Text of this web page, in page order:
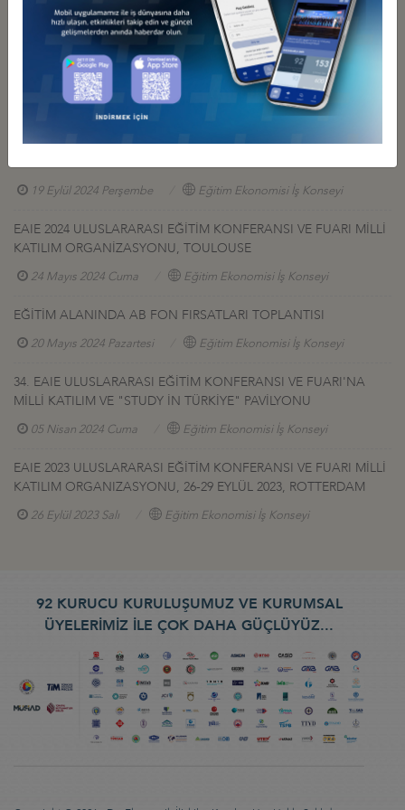
İş Konseyi ile Alakalı Diğer Etkinlikler
DEİK/EĞİTİM EKONOMİSİ İŞ KONSEYİ EAIE 2024 TOULOUSE
19 Eylül 2024 Perşembe Eğitim Ekonomisi İş Konseyi
EAIE 2024 ULUSLARARASI EĞİTİM KONFERANSI VE FUARI MİLLİ
KATILIM ORGANİZASYONU, TOULOUSE
24 Mayıs 2024 Cuma Eğitim Ekonomisi İş Konseyi
EĞİTİM ALANINDA AB FON FIRSATLARI TOPLANTISI
20 Mayıs 2024 Pazartesi Eğitim Ekonomisi İş Konseyi
34. EAIE ULUSLARARASI EĞİTİM KONFERANSI VE FUARI'NA
MİLLİ KATILIM VE "STUDY İN TÜRKİYE" PAVİLYONU
05 Nisan 2024 Cuma Eğitim Ekonomisi İş Konseyi
EAIE 2023 ULUSLARARASI EĞİTİM KONFERANSI VE FUARI MİLLİ
KATILIM ORGANIZASYONU, 26-29 EYLÜL 2023, ROTTERDAM
26 Eylül 2023 Salı Eğitim Ekonomisi İş Konseyi
92 KURUCU KURULUŞUMUZ VE KURUMSAL
ÜYELERİMİZ İLE ÇOK DAHA GÜÇLÜYÜZ...